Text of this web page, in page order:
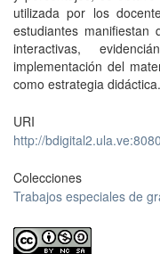
utilizada por los
estudiantes
interactivas,
implementación del
como estrategia didáctica.
URI
http://
Colecciones
Trabajos especiales de